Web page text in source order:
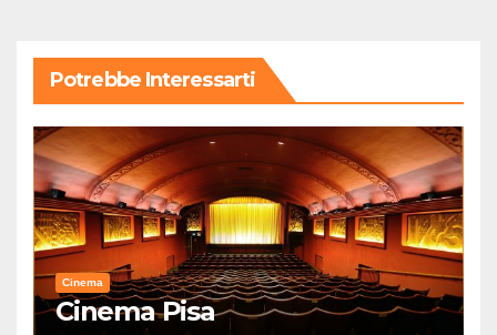
Potrebbe Interessarti
Cinema
Cinema Pisa